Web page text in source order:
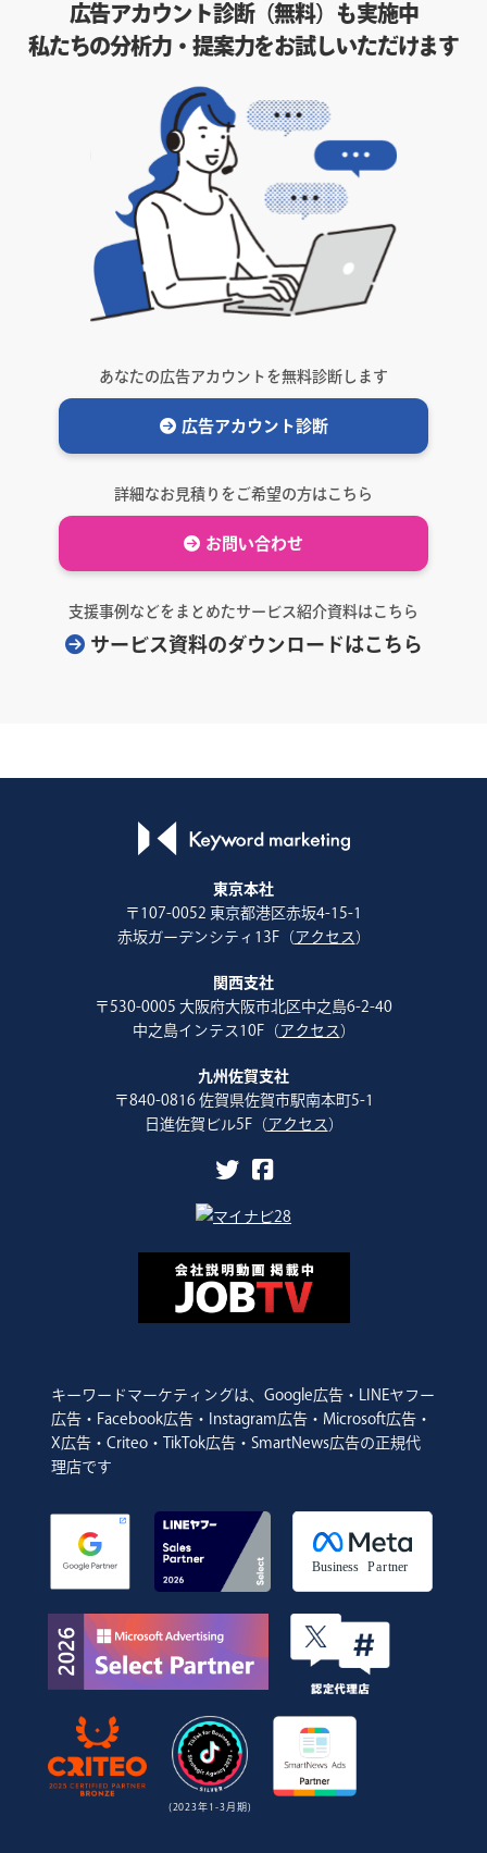
広告アカウント診断（無料）も実施中
私たちの分析力・提案力をお試しいただけます
あなたの広告アカウントを無料診断します
広告アカウント診断
詳細なお見積りをご希望の方はこちら
お問い合わせ
支援事例などをまとめたサービス紹介資料はこちら
サービス資料のダウンロードはこちら
東京本社
〒107-0052 東京都港区赤坂4-15-1
赤坂ガーデンシティ13F（アクセス ）
関西支社
〒530-0005 大阪府大阪市北区中之島6-2-40
中之島インテス10F（アクセス ）
九州佐賀支社
〒840-0816 佐賀県佐賀市駅南本町5-1
日進佐賀ビル5F（アクセス ）
キーワードマーケティングは、Google広告・LINEヤフー
広告・Facebook広告・Instagram広告・Microsoft広告・
X広告・Criteo・TikTok広告・SmartNews広告の正規代
理店です
(2023年1-3月期)